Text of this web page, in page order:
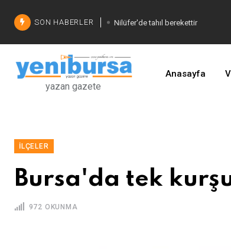
SON HABERLER Nilüfer'de tahıl berekettir
Şadi Özdemir'den çözüm
İşinizi geliştirin
yazan gazete
Anasayfa
İLÇELER
Bursa'da tek
972 OKUNMA